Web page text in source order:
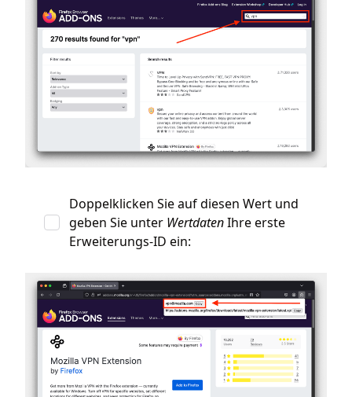
Doppelklicken Sie auf diesen Wert und
geben Sie unter WertdatenIhre erste
Erweiterungs-ID ein: